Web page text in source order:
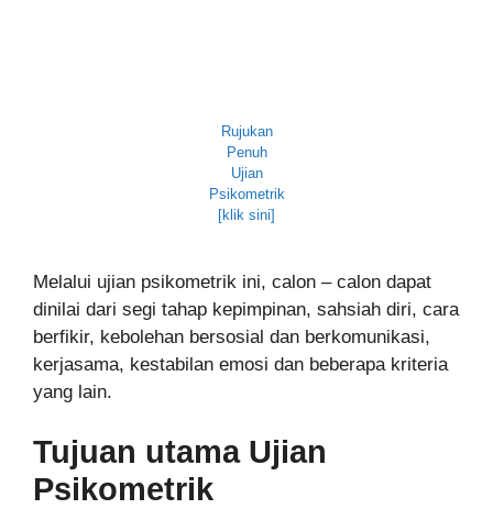
Rujukan
Penuh
Ujian
Psikometrik
[klik sini]
Melalui ujian psikometrik ini, calon – calon dapat
dinilai dari segi tahap kepimpinan, sahsiah diri, cara
berfikir, kebolehan bersosial dan berkomunikasi,
kerjasama, kestabilan emosi dan beberapa kriteria
yang lain.
Tujuan utama Ujian
Psikometrik